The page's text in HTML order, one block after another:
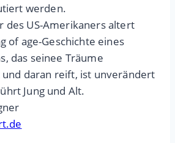
werden.
des US-Amerikaners altert
of age-Geschichte eines
das seinee Träume
daran reift, ist unverändert
Jung und Alt.